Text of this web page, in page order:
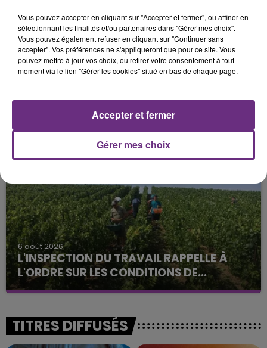
SI TOUT LE MONDE FAIT ÇA, MOI L'ANNÉE
PROCHAINE JE VENDANGE EN...
La vendange en Champagne a débuté ce jeudi 6
août dans la commune de Montgueux (Aube). Du
6 août 2026
L'INSPECTION DU TRAVAIL RAPPELLE À
L'ORDRE SUR LES CONDITIONS DE...
Alors que les dates de début des vendange 2026
l'inspection du Travail en profite pour rappeler
les conditions de...
TITRES DIFFUSÉS
Vous pouvez accepter en cliquant sur "Accepter et fermer", ou affiner en
sélectionnant les finalités et/ou partenaires dans "Gérer mes choix".
Vous pouvez également refuser en cliquant sur "Continuer sans
accepter". Vos préférences ne s'appliqueront que pour ce site. Vous
pouvez mettre à jour vos choix, ou retirer votre consentement à tout
moment via le lien "Gérer les cookies" situé en bas de chaque page.
Gérer mes choix
Accepter et fermer